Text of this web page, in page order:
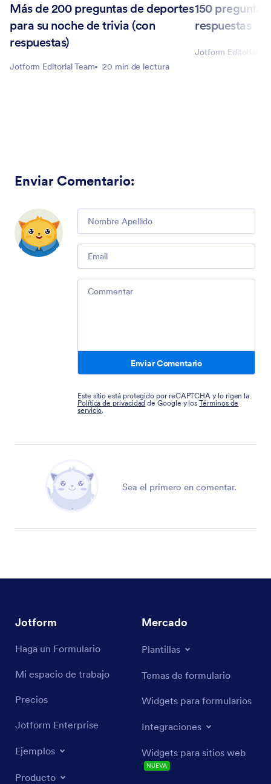
Más de 200 preguntas de deportes
para su noche de trivia (con
respuestas)
Jotform Editorial Team 20 min de lectura
150
respuestas
Jotform Editorial
Enviar Comentario:
Enviar Comentario
Este sitio está protegido por reCAPTCHA y lo rigen la
Política de privacidad de Google y losTérminos de
servicio.
Sea el primero en comentar.
Jotform
Haga un Formulario
Mi espacio de trabajo
Precios
Jotform Enterprise
Ejemplos
Producto
Mercado
Plantillas
Temas de formulario
Widgets para formularios
Integraciones
Widgets para sitios web
NUEVA